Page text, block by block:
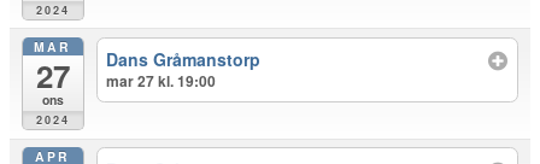
2024
MAR
27
ons
2024
Dans Gråmanstorp
mar 27 kl. 19:00
APR